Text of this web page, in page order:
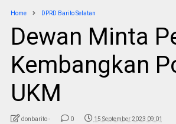
Home DPRD Barito Selatan
Dewan Minta
Kembangkan
UKM
donbarito - 0 15 September 2023 09:01